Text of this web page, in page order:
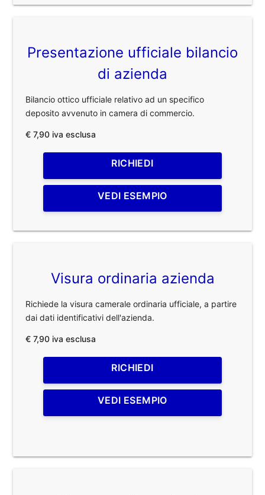
Presentazione ufficiale bilancio
di azienda
Bilancio ottico ufficiale relativo ad un specifico
deposito avvenuto in camera di commercio.
€ 7,90 iva esclusa
RICHIEDI
VEDI ESEMPIO
Visura ordinaria azienda
Richiede la visura camerale ordinaria ufficiale, a partire
dai dati identificativi dell'azienda.
€ 7,90 iva esclusa
RICHIEDI
VEDI ESEMPIO